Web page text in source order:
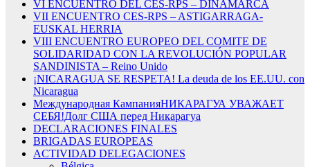
VI ENCUENTRO DEL CES-RPS – DINAMARCA
VII ENCUENTRO CES-RPS – ASTIGARRAGA-
EUSKAL HERRIA
VIII ENCUENTRO EUROPEO DEL COMITE DE
SOLIDARIDAD CON LA REVOLUCIÓN POPULAR
SANDINISTA – Reino Unido
¡NICARAGUA SE RESPETA! La deuda de los EE.UU. con
Nicaragua
Международная КампанияНИКАРАГУА УВАЖАЕТ
СЕБЯ!Долг США перед Никарагуа
DECLARACIONES FINALES
BRIGADAS EUROPEAS
ACTIVIDAD DELEGACIONES